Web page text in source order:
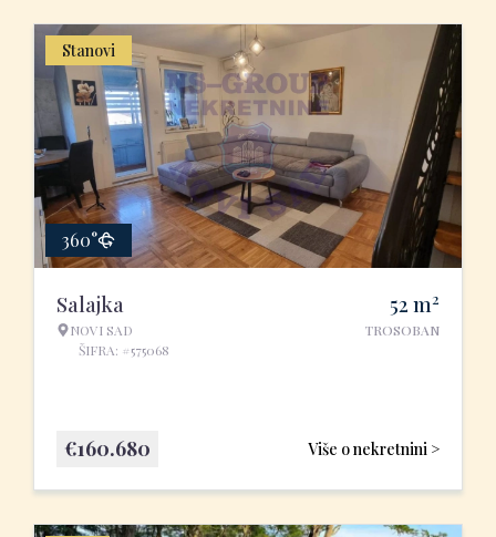
Stanovi
360°
Salajka
NOVI SAD
ŠIFRA: #575068
52 m2
TROSOBAN
Više o nekretnini >
€160.680